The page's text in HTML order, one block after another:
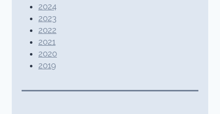
2024
2023
2022
2021
2020
2019